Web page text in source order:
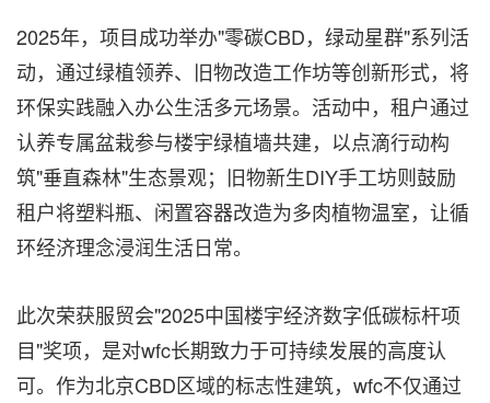
2025年，项目成功举办"零碳CBD，绿动星群"系列活
动，通过绿植领养、旧物改造工作坊等创新形式，将
环保实践融入办公生活多元场景。活动中，租户通过
认养专属盆栽参与楼宇绿植墙共建，以点滴行动构
筑"垂直森林"生态景观；旧物新生DIY手工坊则鼓励
租户将塑料瓶、闲置容器改造为多肉植物温室，让循
环经济理念浸润生活日常。
此次荣获服贸会"2025中国楼宇经济数字低碳标杆项
目"奖项，是对wfc长期致力于可持续发展的高度认
可。作为北京CBD区域的标志性建筑，wfc不仅通过